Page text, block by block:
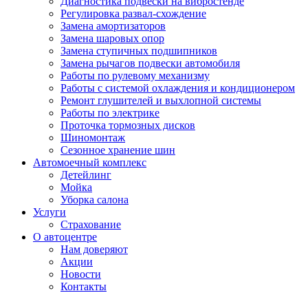
Регулировка развал-схождение
Замена амортизаторов
Замена шаровых опор
Замена ступичных подшипников
Замена рычагов подвески автомобиля
Работы по рулевому механизму
Работы с системой охлаждения и кондиционером
Ремонт глушителей и выхлопной системы
Работы по электрике
Проточка тормозных дисков
Шиномонтаж
Сезонное хранение шин
Автомоечный комплекс
Детейлинг
Мойка
Уборка салона
Услуги
Страхование
О автоцентре
Нам доверяют
Акции
Новости
Контакты